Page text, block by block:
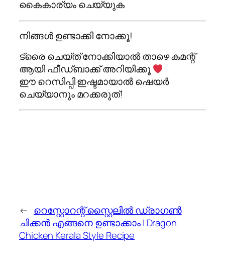
കൈകാര്യം ചെയ്യുക
നിങ്ങൾ ഉണ്ടാക്കി നോക്കൂ!
ട്രൈ ചെയ്ത് നോക്കിയാൽ താഴെ കമന്റ്
ആയി ഫീഡ്‌ബാക്ക് അറിയിക്കൂ
ഈ റെസിപ്പി ഇഷ്ടമായാൽ ഷെയർ
ചെയ്യാനും മറക്കരുത്!
← റെസ്റ്റോറന്റ് സ്റ്റൈലിൽ ഡ്രാഗൺ
ചിക്കൻ എങ്ങനെ ഉണ്ടാക്കാം | Dragon
Chicken Kerala Style Recipe